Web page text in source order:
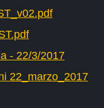
- 22/3/2017
22_marzo_2017